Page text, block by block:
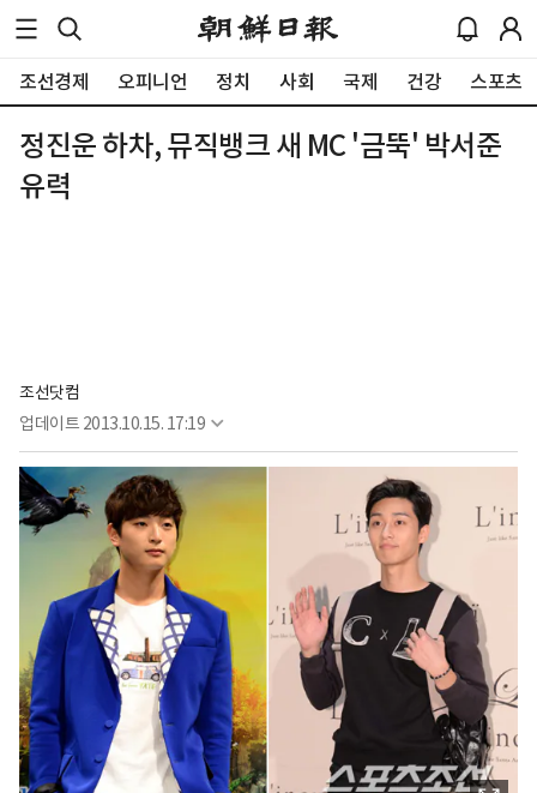
조선경제 오피니언 정치 사회 국제 건강 스포츠
정진운 하차, 뮤직뱅크 새 MC '금뚝' 박서준
유력
조선닷컴
업데이트 2013.10.15. 17:19